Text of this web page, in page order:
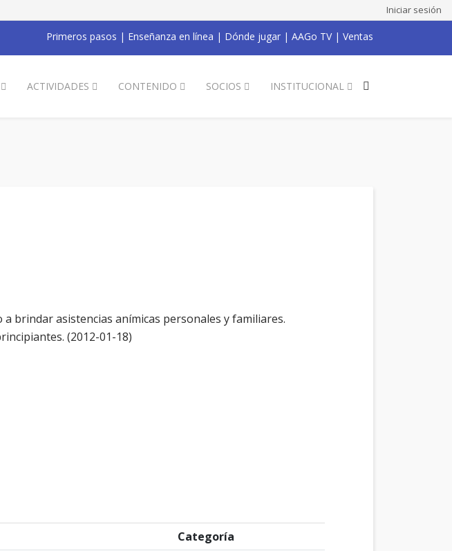
Iniciar sesión
Primeros pasos | Enseñanza en línea | Dónde jugar | AAGo TV| Ventas
ACTIVIDADES CONTENIDO SOCIOS INSTITUCIONAL
a brindar asistencias anímicas personales y familiares.
(2012-01-18)
Categoría